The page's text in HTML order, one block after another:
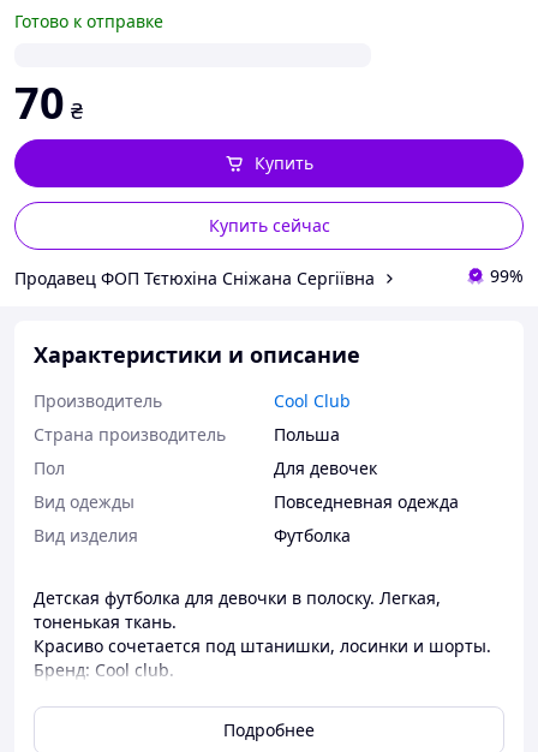
Готово к отправке
70 ₴
Купить сейчас
Купить
Продавец ФОП Тєтюхіна Сніжана Сергіївна 99%
Характеристики и описание
Производитель
Cool Club
Страна производитель
Польша
Пол
Для девочек
Вид одежды
Повседневная одежда
Вид изделия
Футболка
Детская футболка для девочки в полоску. Легкая,
тоненькая ткань.
Красиво сочетается под штанишки, лосинки и шорты.
Бренд: Cool club.
Подробнее